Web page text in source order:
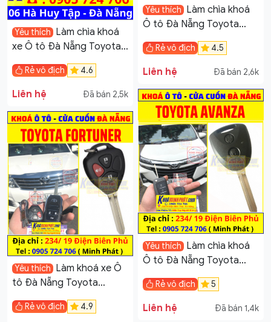
Yêu thích Làm chìa khoá
xe Ô tô Đà Nẵng Toyota
Camry Smartkey Minh
Phát Sửa Khoá 6 Hà Huy
Tập
Rẻ vô địch 4.6
Liên hệ Đã bán 2,5k
Yêu thích Làm chìa khoá
Ô tô Đà Nẵng Toyota
Corolla Altis
Rẻ vô địch 4.5
Liên hệ Đã bán 2,6k
Yêu thích Làm chìa khoá
Ô tô Đà Nẵng Toyota
Avanza
Rẻ vô địch 5
Liên hệ Đã bán 1,4k
Yêu thích Làm khoá xe Ô
tô Đà Nẵng Toyota
Fortuner
Rẻ vô địch 4.9